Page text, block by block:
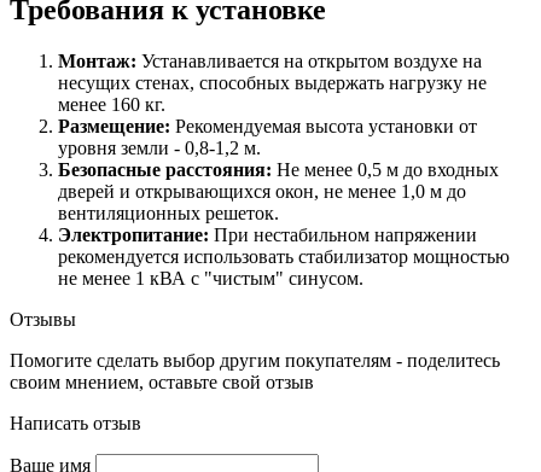
Требования к установке
Монтаж: Устанавливается на открытом воздухе на
несущих стенах, способных выдержать нагрузку не
менее 160 кг.
Размещение: Рекомендуемая высота установки от
уровня земли - 0,8-1,2 м.
Безопасные расстояния: Не менее 0,5 м до входных
дверей и открывающихся окон, не менее 1,0 м до
вентиляционных решеток.
Электропитание: При нестабильном напряжении
рекомендуется использовать стабилизатор мощностью
не менее 1 кВА с "чистым" синусом.
Отзывы
Помогите сделать выбор другим покупателям - поделитесь
своим мнением, оставьте свой отзыв
Написать отзыв
Ваше имя